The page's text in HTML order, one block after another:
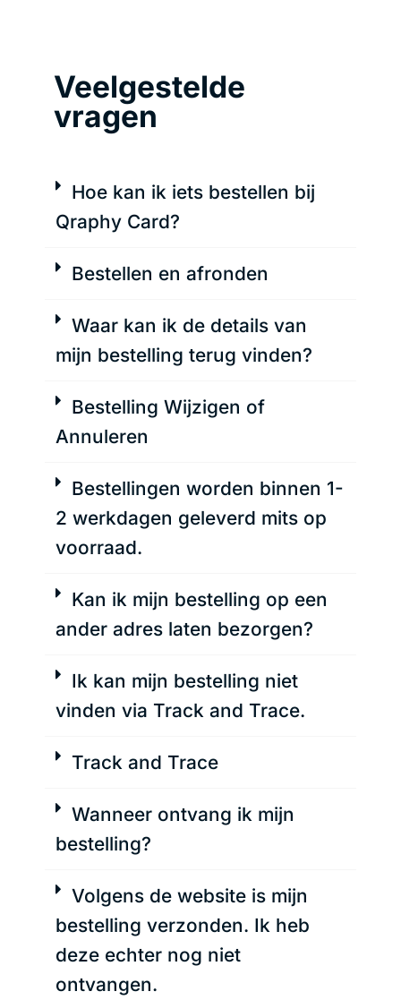
Veelgestelde
vragen
Hoe kan ik iets bestellen bij
Qraphy Card?
Bestellen en afronden
Waar kan ik de details van
mijn bestelling terug vinden?
Bestelling Wijzigen of
Annuleren
Bestellingen worden binnen 1-
2 werkdagen geleverd mits op
voorraad.
Kan ik mijn bestelling op een
ander adres laten bezorgen?
Ik kan mijn bestelling niet
vinden via Track and Trace.
Track and Trace
Wanneer ontvang ik mijn
bestelling?
Volgens de website is mijn
bestelling verzonden. Ik heb
deze echter nog niet
ontvangen.